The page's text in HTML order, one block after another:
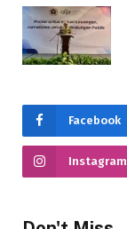
Facebook
Instagram